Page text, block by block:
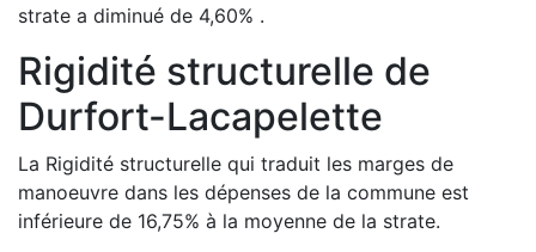
strate a diminué de 4,60% .
Rigidité structurelle de
Durfort-Lacapelette
La Rigidité structurelle qui traduit les marges de
manoeuvre dans les dépenses de la commune est
inférieure de 16,75% à la moyenne de la strate.